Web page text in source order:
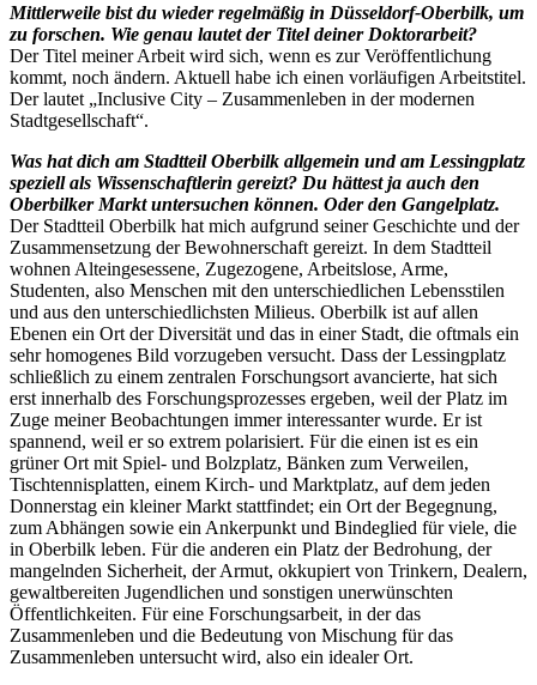
Mittlerweile bist du wieder regelmäßig in Düsseldorf-Oberbilk, um
zu forschen. Wie genau lautet der Titel deiner Doktorarbeit?
Der Titel meiner Arbeit wird sich, wenn es zur Veröffentlichung
kommt, noch ändern. Aktuell habe ich einen vorläufigen Arbeitstitel.
Der lautet „Inclusive City – Zusammenleben in der modernen
Stadtgesellschaft“.
Was hat dich am Stadtteil Oberbilk allgemein und am Lessingplatz
speziell als Wissenschaftlerin gereizt? Du hättest ja auch den
Oberbilker Markt untersuchen können. Oder den Gangelplatz.
Der Stadtteil Oberbilk hat mich aufgrund seiner Geschichte und der
Zusammensetzung der Bewohnerschaft gereizt. In dem Stadtteil
wohnen Alteingesessene, Zugezogene, Arbeitslose, Arme,
Studenten, also Menschen mit den unterschiedlichen Lebensstilen
und aus den unterschiedlichsten Milieus. Oberbilk ist auf allen
Ebenen ein Ort der Diversität und das in einer Stadt, die oftmals ein
sehr homogenes Bild vorzugeben versucht. Dass der Lessingplatz
schließlich zu einem zentralen Forschungsort avancierte, hat sich
erst innerhalb des Forschungsprozesses ergeben, weil der Platz im
Zuge meiner Beobachtungen immer interessanter wurde. Er ist
spannend, weil er so extrem polarisiert. Für die einen ist es ein
grüner Ort mit Spiel- und Bolzplatz, Bänken zum Verweilen,
Tischtennisplatten, einem Kirch- und Marktplatz, auf dem jeden
Donnerstag ein kleiner Markt stattfindet; ein Ort der Begegnung,
zum Abhängen sowie ein Ankerpunkt und Bindeglied für viele, die
in Oberbilk leben. Für die anderen ein Platz der Bedrohung, der
mangelnden Sicherheit, der Armut, okkupiert von Trinkern, Dealern,
gewaltbereiten Jugendlichen und sonstigen unerwünschten
Öffentlichkeiten. Für eine Forschungsarbeit, in der das
Zusammenleben und die Bedeutung von Mischung für das
Zusammenleben untersucht wird, also ein idealer Ort.